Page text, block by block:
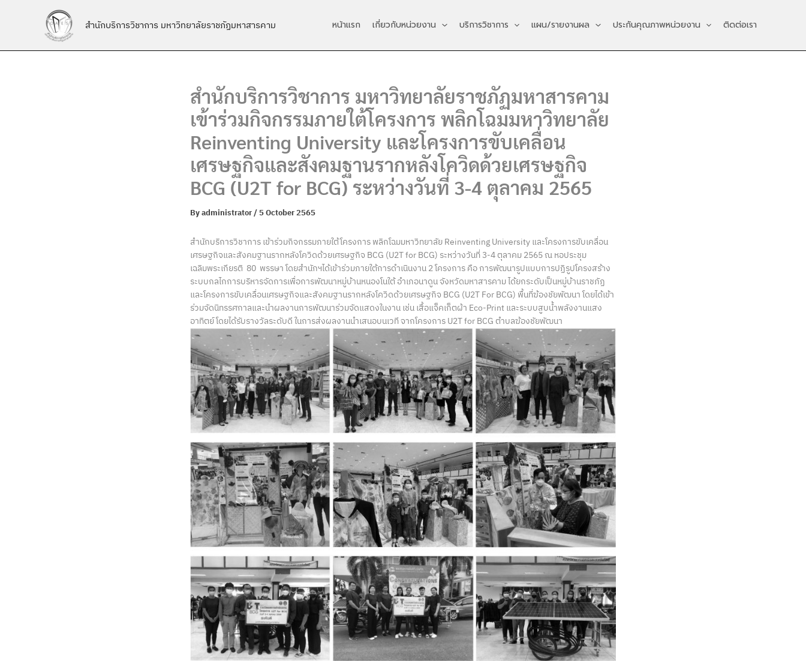
สำนักบริการวิชาการ มหาวิทยาลัยราชภัฏมหาสารคาม หน้าแรก เกี่ยวกับหน่วยงาน บริการวิชาการ แผน/รายงานผล ประกันคุณภาพหน่วยงาน ติดต่อเรา
สำนักบริการวิชาการ มหาวิทยาลัยราชภัฏมหาสารคาม
เข้าร่วมกิจกรรมภายใต้โครงการ พลิกโฉมมหาวิทยาลัย
Reinventing University และโครงการขับเคลื่อน
เศรษฐกิจและสังคมฐานรากหลังโควิดด้วยเศรษฐกิจ
BCG (U2T for BCG) ระหว่างวันที่ 3-4 ตุลาคม 2565
Byadministrator/ 5 October 2565
สำนักบริการวิชาการ เข้าร่วมกิจกรรมภายใต้โครงการ พลิกโฉมมหาวิทยาลัย Reinventing University และโครงการขับเคลื่อน
เศรษฐกิจและสังคมฐานรากหลังโควิดด้วยเศรษฐกิจ BCG (U2T for BCG) ระหว่างวันที่ 3-4 ตุลาคม 2565 ณ หอประชุม
เฉลิมพระเกียรติ 80 พรรษา โดยสำนักฯได้เข้าร่วมภายใต้การดำเนินงาน 2 โครงการ คือ การพัฒนารูปแบบการปฏิรูปโครงสร้าง
ระบบกลไกการบริหารจัดการเพื่อการพัฒนาหมู่บ้านหนองโนใต้ อำเภอนาดูน จังหวัดมหาสารคาม ได้ยกระดับเป็นหมู่บ้านราชภัฏ
และโครงการขับเคลื่อนเศรษฐกิจและสังคมฐานรากหลังโควิดด้วยเศรษฐกิจ BCG (U2T For BCG) พื้นที่ฆ้องชัยพัฒนา โดยได้เข้า
ร่วมจัดนิทรรศกาลและนำผลงานการพัฒนาร่วมจัดแสดงในงาน เช่น เสื้อแจ็คเก็ตผ้า Eco-Print และระบบสูบน้ำพลังงานแสง
อาทิตย์ โดยได้รับรางวัลระดับดี ในการส่งผลงานนำเสนอบนเวที จากโครงการ U2T for BCG ตำบลฆ้องชัยพัฒนา